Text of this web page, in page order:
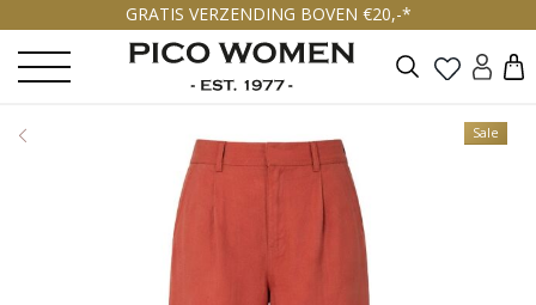
GRATIS VERZENDING BOVEN €20,-*
Zoeken
Sale